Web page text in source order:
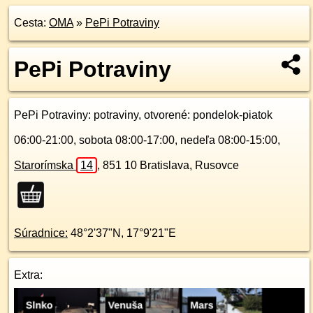
Cesta: OMA» PePi Potraviny
PePi Potraviny
PePi Potraviny: potraviny, otvorené: pondelok-piatok
06:00-21:00, sobota 08:00-17:00, nedeľa 08:00-15:00,
Starorímska 14 , 851 10 Bratislava, Rusovce
Súradnice: 48°2'37"N , 17°9'21"E
Extra: